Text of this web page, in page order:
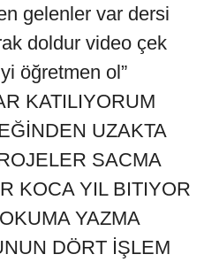
gelenler var dersi
doldur video çek
öğretmen ol”
KATILIYORUM
UZAKTA
SACMA
KOCA YIL BITIYOR
YAZMA
DÖRT İŞLEM